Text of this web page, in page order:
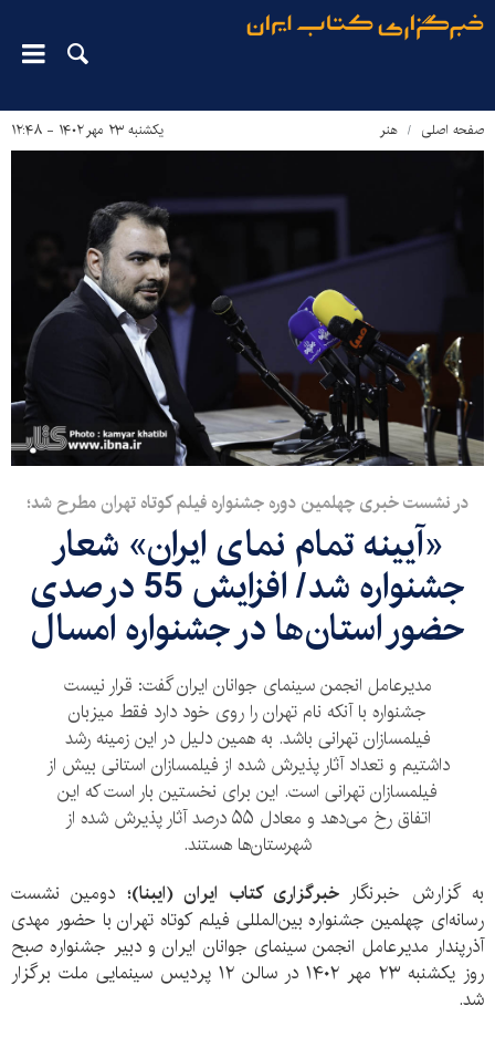
صفحه اصلی هنر یکشنبه ۲۳ مهر ۱۴۰۲ - ۱۲:۴۸
در نشست خبری چهلمین دوره جشنواره فیلم کوتاه تهران مطرح شد؛
«آیینه تمام نمای ایران» شعار
جشنواره شد/ افزایش 55 درصدی
حضور استان‌ها در جشنواره امسال
مدیرعامل انجمن سینمای جوانان ایران گفت: قرار نیست
جشنواره با آنکه نام تهران را روی خود دارد فقط میزبان
فیلمسازان تهرانی باشد. به همین دلیل در این زمینه رشد
داشتیم و تعداد آثار پذیرش شده از فیلمسازان استانی بیش از
فیلمسازان تهرانی است. این برای نخستین بار است که این
اتفاق رخ می‌دهد و معادل ۵۵ درصد آثار پذیرش شده از
شهرستان‌ها هستند.
به گزارش خبرنگار خبرگزاری کتاب ایران (ایبنا)؛ دومین نشست
رسانه‌ای چهلمین جشنواره بین‌المللی فیلم کوتاه تهران با حضور مهدی
آذرپندار مدیرعامل انجمن سینمای جوانان ایران و دبیر جشنواره صبح
روز یکشنبه ۲۳ مهر ۱۴۰۲ در سالن ۱۲ پردیس سینمایی ملت برگزار
شد.